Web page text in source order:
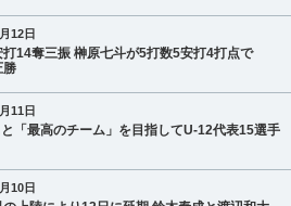
12日
14奪三振 榊原七斗が5打数5安打4打点で
勝
11日
「最高のチーム」を目指してU-12代表15選手
10日